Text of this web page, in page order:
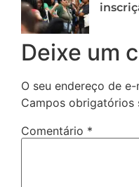
Deixe um
O seu endereço de
Campos obrigatórios
Comentário *